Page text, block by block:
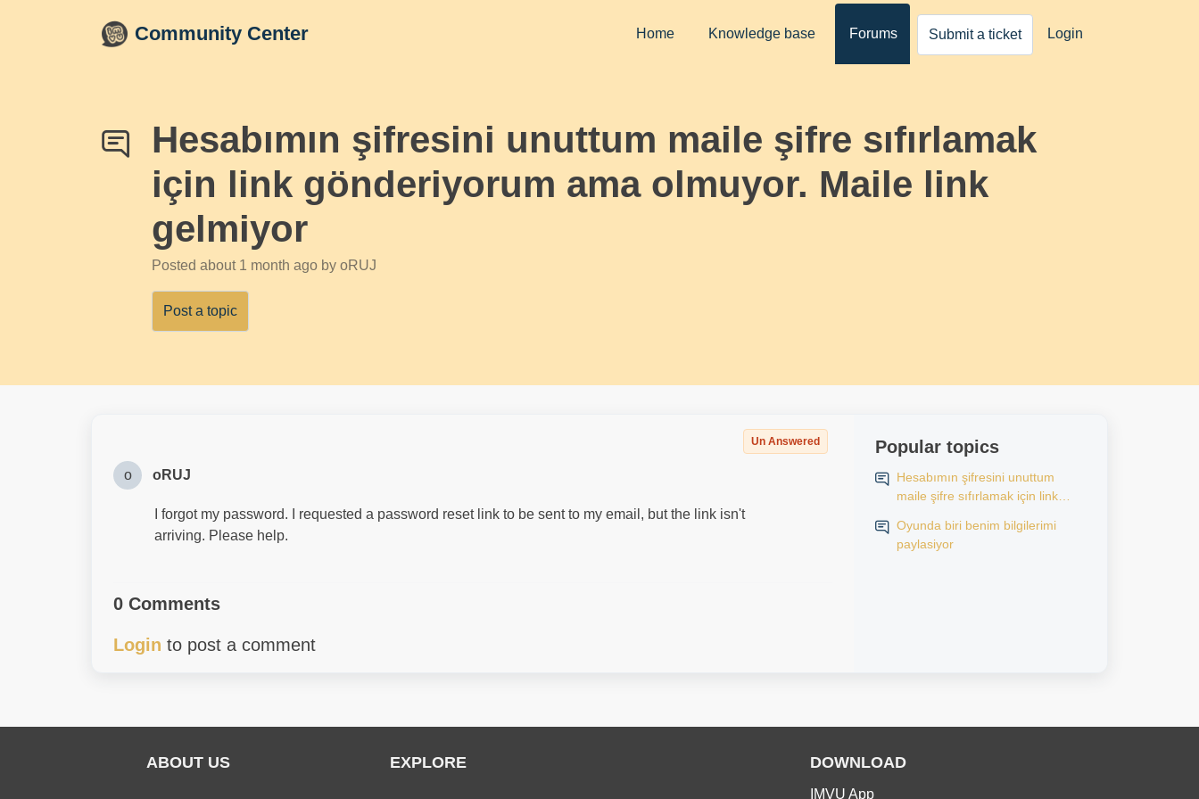
Community Center Home Knowledge base Forums Submit a ticket Login
Hesabımın şifresini unuttum maile şifre sıfırlamak
için link gönderiyorum ama olmuyor. Maile link
gelmiyor
Posted about 1 month ago by oRUJ
Post a topic
Un Answered
o oRUJ
I forgot my password. I requested a password reset link to be sent to my email, but the link isn't
arriving. Please help.
0 Comments
Login to post a comment
Popular topics
Hesabımın şifresini unuttum
maile şifre sıfırlamak için link
Maile link gelmiyor
Oyunda biri benim bilgilerimi
paylasiyor
ABOUT US EXPLORE DOWNLOAD
IMVU App